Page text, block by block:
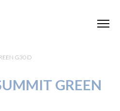
G30 D
GREEN